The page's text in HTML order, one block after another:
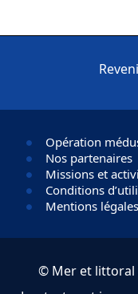
Opération
Nos partenaires
Missions et
Conditions
Mentions légales
© Mer et littoral